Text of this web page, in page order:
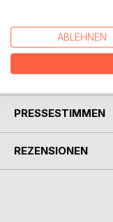
stehen können!"
AUTOR/IN
PRESSESTIMMEN
REZENSIONEN
ABLEHNEN